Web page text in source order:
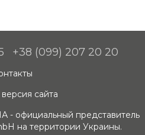
+38 (099) 207 20 20
сайта
представитель
на территории Украины.